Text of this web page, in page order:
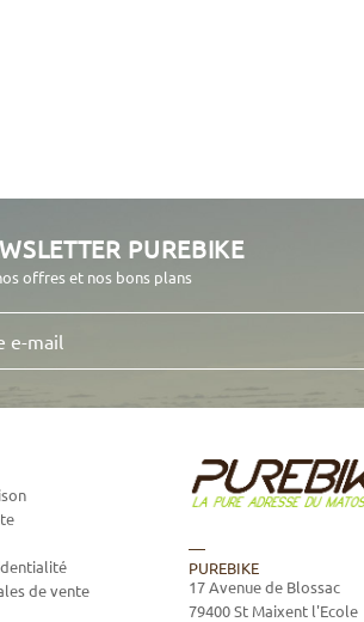
PUREBIKE
offres et nos bons plans
de vente
PUREBIKE
17 Avenue de Blossac
79400St Maixent l'Ecole